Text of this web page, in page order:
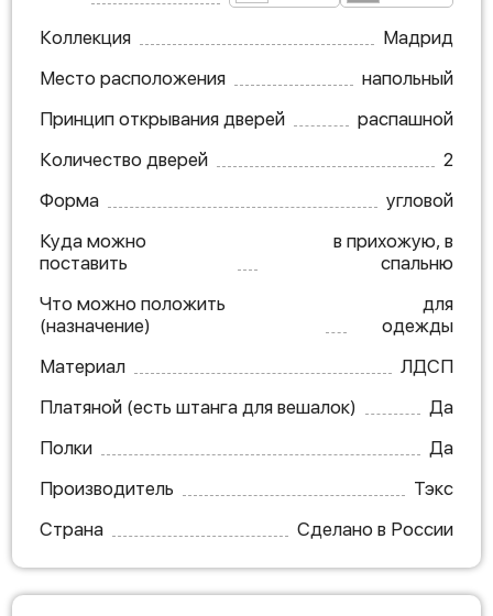
Коллекция
Мадрид
Место расположения
напольный
Принцип открывания дверей
распашной
Количество дверей
2
Форма
угловой
Куда можно
поставить
в прихожую, в
спальню
Что можно положить
(назначение)
для
одежды
Материал
ЛДСП
Платяной (есть штанга для вешалок)
Да
Полки
Да
Производитель
Тэкс
Страна
Сделано в России